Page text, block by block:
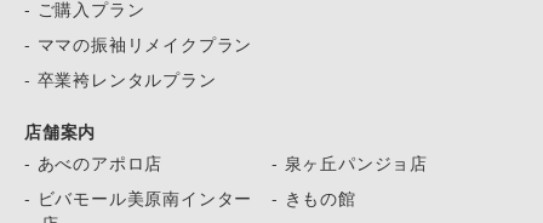
- ご購入プラン
- ママの振袖リメイクプラン
- 卒業袴レンタルプラン
店舗案内
- あべのアポロ店
- 泉ヶ丘パンジョ店
- ビバモール美原南インター
- きもの館